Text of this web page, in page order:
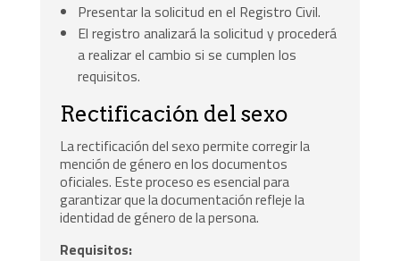
Presentar la solicitud en el Registro Civil.
El registro analizará la solicitud y procederá
a realizar el cambio si se cumplen los
requisitos.
Rectificación del sexo
La rectificación del sexo permite corregir la
mención de género en los documentos
oficiales. Este proceso es esencial para
garantizar que la documentación refleje la
identidad de género de la persona.
Requisitos: